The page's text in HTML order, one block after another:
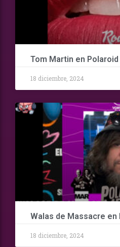
Tom Martin en
18 diciembre, 2024
Walas de Massacre
18 diciembre, 2024